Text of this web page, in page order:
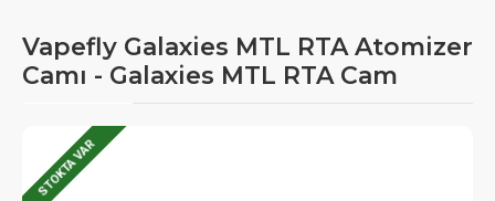
Vapefly Galaxies MTL RTA Atomizer
Camı - Galaxies MTL RTA Cam
STOKTA VAR